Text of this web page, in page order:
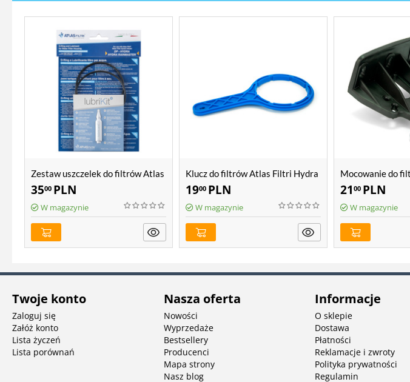
Zestaw uszczelek do filtrów Atlas
Filtri Hydra
3500 PLN
W magazynie
Klucz do filtrów Atlas Filtri Hydra
1900 PLN
W magazynie
Mocowanie do
SX, BX, Sanic,
21 00 PLN
W magazynie
Twoje konto
Zaloguj się
Załóż konto
Lista życzeń
Lista porównań
Nasza oferta
Nowości
Wyprzedaże
Bestsellery
Producenci
Mapa strony
Nasz blog
Informacje
O sklepie
Dostawa
Płatności
Reklamacje i zwroty
Polityka prywatności
Regulamin